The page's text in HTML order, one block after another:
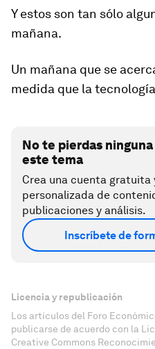
Y estos son tan sólo
mañana.
Un mañana que se
medida que la
No te pierdas
este tema
Crea una cuenta
personalizada de
publicaciones y análisis.
Inscríbete de
Licencia y republicación
Los artículos del Foro
publicarse de acuerdo con la
Creative Commons